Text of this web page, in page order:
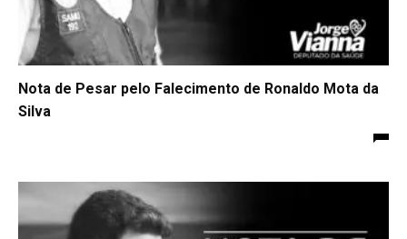
Nota de Pesar pelo Falecimento de Ronaldo Mota da
Silva